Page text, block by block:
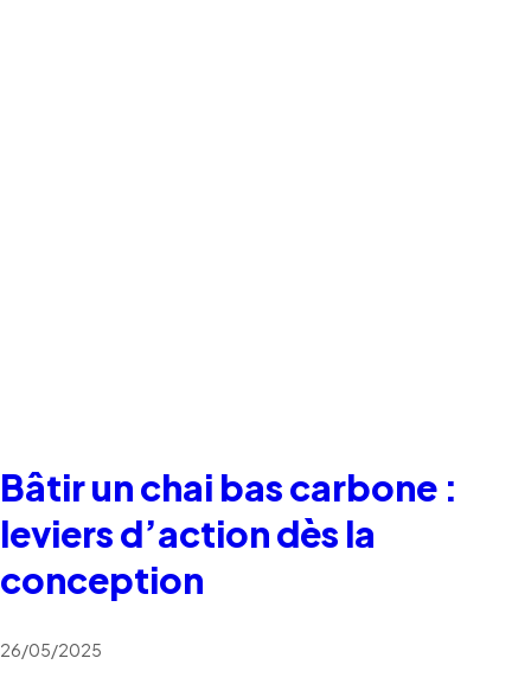
Bâtir un chai bas carbone :
leviers d’action dès la
conception
26/05/2025